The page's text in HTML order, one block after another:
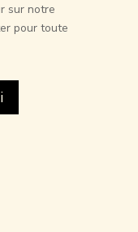
sur notre
pour toute